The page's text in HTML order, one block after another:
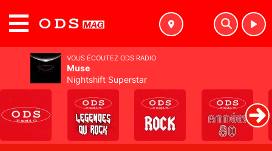
VOUS ÉCOUTEZ ODS RADIO
Muse
Nightshift Superstar